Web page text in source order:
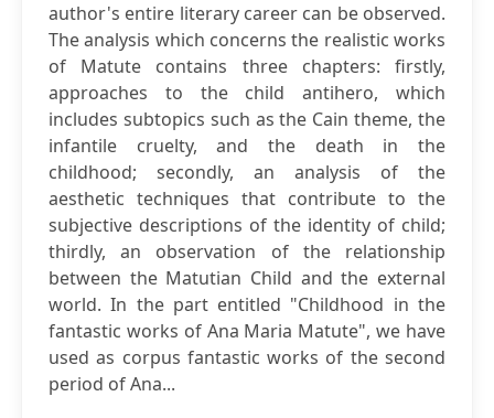
author's entire literary career can be observed.
The analysis which concerns the realistic works
of Matute contains three chapters: firstly,
approaches to the child antihero, which
includes subtopics such as the Cain theme, the
infantile cruelty, and the death in the
childhood; secondly, an analysis of the
aesthetic techniques that contribute to the
subjective descriptions of the identity of child;
thirdly, an observation of the relationship
between the Matutian Child and the external
world. In the part entitled "Childhood in the
fantastic works of Ana Maria Matute", we have
used as corpus fantastic works of the second
period of Ana...